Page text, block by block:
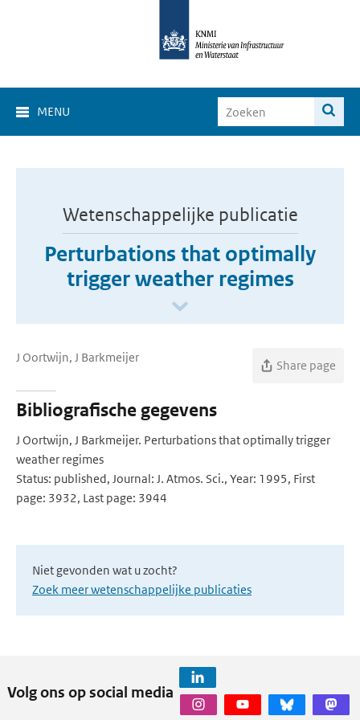
MENU
Wetenschappelijke publicatie
Perturbations that optimally
trigger weather regimes
J Oortwijn, J Barkmeijer
Share page
Bibliografische gegevens
J Oortwijn, J Barkmeijer. Perturbations that optimally trigger
weather regimes
Status: published, Journal: J. Atmos. Sci., Year: 1995, First
page: 3932, Last page: 3944
Niet gevonden wat u zocht?
Zoek meer wetenschappelijke publicaties
Volg ons op social media